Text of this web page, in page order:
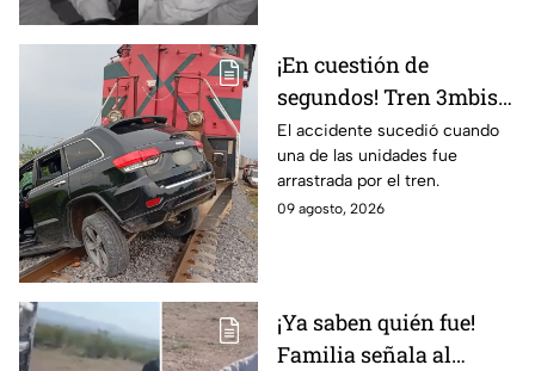
¡En cuestión de
segundos! Tren 3mbiste
una camioneta en
Guanajuato; este fue el
saldo de las víct1mas
El accidente sucedió cuando
una de las unidades fue
arrastrada por el tren.
09 agosto, 2026
¡Ya saben quién fue!
Familia señala al